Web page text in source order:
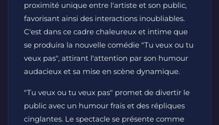
proximité unique entre l'artiste et son public,
favorisant ainsi des interactions inoubliables.
C'est dans ce cadre chaleureux et intime que
se produira la nouvelle comédie "Tu veux ou tu
veux pas", attirant l'attention par son humour
audacieux et sa mise en scène dynamique.
"Tu veux ou tu veux pas" promet de divertir le
public avec un humour frais et des répliques
cinglantes. Le spectacle se présente comme